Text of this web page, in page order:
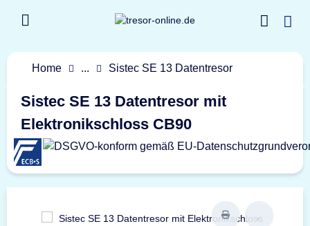
Home ... Sistec SE 13 Datentresor
Sistec SE 13 Datentresor mit
Elektronikschloss CB90